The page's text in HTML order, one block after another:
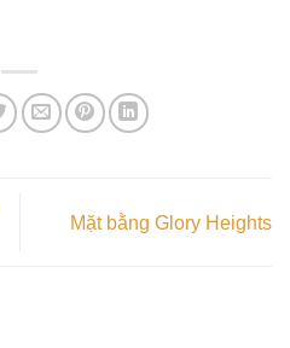
Mặt bằng Glory Heights